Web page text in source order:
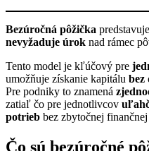
Bezúročná pôžička
nevyžaduje úrok nad rámec
Tento model je kľúčový pre
umožňuje získanie kapitálu bez
Pre podniky to znamená
zatiaľ čo pre jednotlivcov
potrieb bez zbytočnej
Čo sú bezúročné